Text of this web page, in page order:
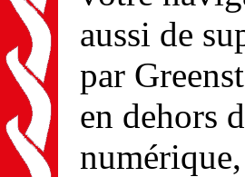
aussi de
par
en dehors